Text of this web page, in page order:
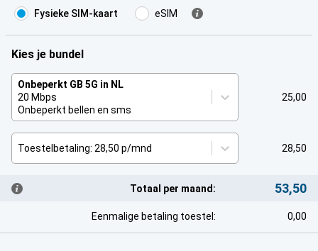
Fysieke SIM-kaart
eSIM
Kies je bundel
Onbeperkt GB 5G in NL
20 Mbps
Onbeperkt bellen en sms
25,00
Toestelbetaling: 28,50 p/mnd 28,50
Totaal per maand: 53,50
Eenmalige betaling toestel: 0,00